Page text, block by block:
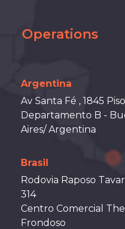
Operations
Argentina
Av Santa Fé , 1845
Departamento B -
Aires/ Argentina
Brasil
Rodovia Raposo
314
Centro Comercial
Frondoso